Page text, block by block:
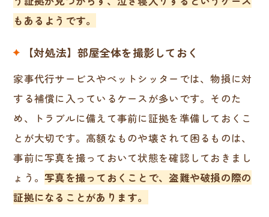
もあるようです。
【対処法】部屋全体を撮影しておく
家事代行サービスやペットシッターでは、物損に対
する補償に入っているケースが多いです。そのた
め、トラブルに備えて事前に証拠を準備しておくこ
とが大切です。高額なものや壊されて困るものは、
事前に写真を撮っておいて状態を確認しておきまし
ょう。写真を撮っておくことで、盗難や破損の際の
証拠になることがあります。